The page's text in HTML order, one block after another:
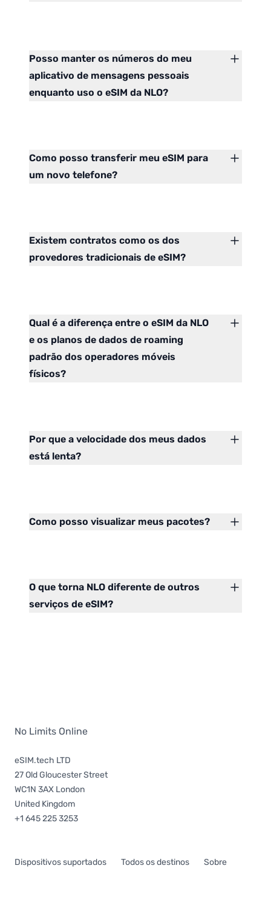
Posso manter os números do meu
aplicativo de mensagens pessoais
enquanto uso o eSIM da NLO?
Como posso transferir meu eSIM para
um novo telefone?
Existem contratos como os dos
provedores tradicionais de eSIM?
Qual é a diferença entre o eSIM da NLO
e os planos de dados de roaming
padrão dos operadores móveis
físicos?
Por que a velocidade dos meus dados
está lenta?
Como posso visualizar meus pacotes?
O que torna NLO diferente de outros
serviços de eSIM?
No Limits Online
eSIM.tech LTD
27 Old Gloucester Street
WC1N 3AX London
United Kingdom
+1 645 225 3253
Dispositivos suportados Todos os destinos Sobre